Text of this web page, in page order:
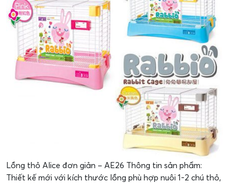
Lồng thỏ Alice đơn giản – AE26 Thông tin sản phẩm:
Thiết kế mới với kích thước lồng phù hợp nuôi 1-2 chú thỏ,